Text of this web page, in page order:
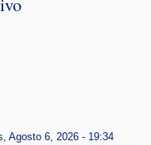
Agosto 6, 2026 - 19:34